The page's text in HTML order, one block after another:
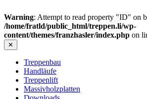
Warning: Attempt to read property "ID" on
/home/fratld/public_html/treppen.li/wp-
content/themes/franzhasler/index.php on
✕
Treppenbau
Handläufe
Treppenlift
Massivholzplatten